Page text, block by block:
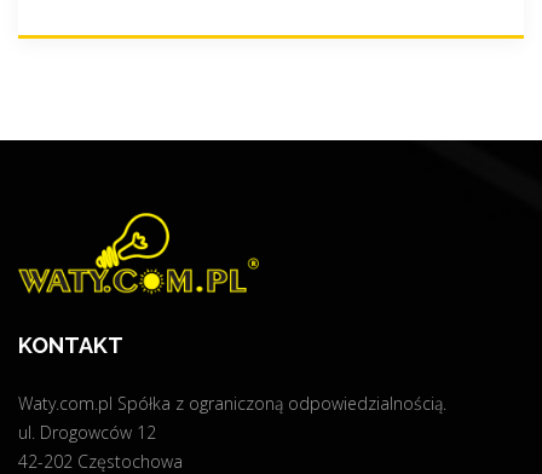
b
n
,
z
y
l
KONTAKT
Waty.com.pl Spółka z ograniczoną odpowiedzialnością.
ul. Drogowców 12
42-202 Częstochowa